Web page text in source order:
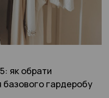
як обрати
базового гардеробу